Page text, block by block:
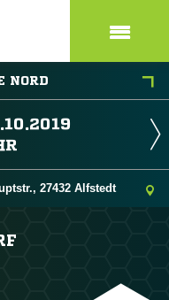
NORD
27432 Alfstedt